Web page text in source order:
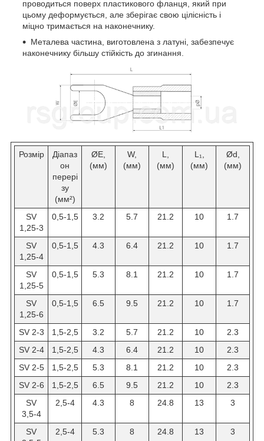
проводиться поверх пластикового фланця, який при
цьому деформується, але зберігає свою цілісність і
міцно тримається на наконечнику.
Металева частина, виготовлена ​​з латуні, забезпечує
наконечнику більшу стійкість до згинання.
Розмір
Діапаз
он
перері
зу
(мм²)
ØE,
(мм)
W,
(мм)
L,
(мм)
L₁,
(мм)
Ød,
(мм)
SV
1,25-3
0,5-1,5 3.2 5.7 21.2 10 1.7
SV
1,25-4
0,5-1,5 4.3 6.4 21.2 10 1.7
SV
1,25-5
0,5-1,5 5.3 8.1 21.2 10 1.7
SV
1,25-6
0,5-1,5 6.5 9.5 21.2 10 1.7
SV 2-3 1,5-2,5 3.2 5.7 21.2 10
2.3
SV 2-4
1,5-2,5 4.3 6.4 21.2 10
2.3
SV 2-5
1,5-2,5 5.3 8.1 21.2 10
2.3
SV 2-6
1,5-2,5 6.5 9.5 21.2 10
2.3
SV
3,5-4
2,5-4 4.3 8 24.8 13 3
SV
2,5-4 5.3 8 24.8 13 3